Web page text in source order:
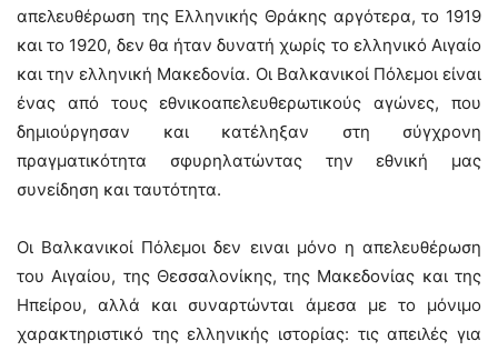
απελευθέρωση της Ελληνικής Θράκης αργότερα, το 1919
και το 1920, δεν θα ήταν δυνατή χωρίς το ελληνικό Αιγαίο
και την ελληνική Μακεδονία. Οι Βαλκανικοί Πόλεμοι είναι
ένας από τους εθνικοαπελευθερωτικούς αγώνες, που
δημιούργησαν και κατέληξαν στη σύγχρονη
πραγματικότητα σφυρηλατώντας την εθνική μας
συνείδηση και ταυτότητα.
Οι Βαλκανικοί Πόλεμοι δεν ειναι μόνο η απελευθέρωση
του Αιγαίου, της Θεσσαλονίκης, της Μακεδονίας και της
Ηπείρου, αλλά και συναρτώνται άμεσα με το μόνιμο
χαρακτηριστικό της ελληνικής ιστορίας: τις απειλές για